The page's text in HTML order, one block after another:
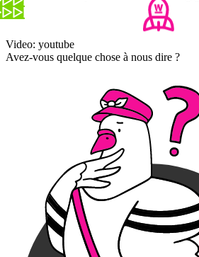
Video: youtube
Avez-vous quelque chose à nous dire ?